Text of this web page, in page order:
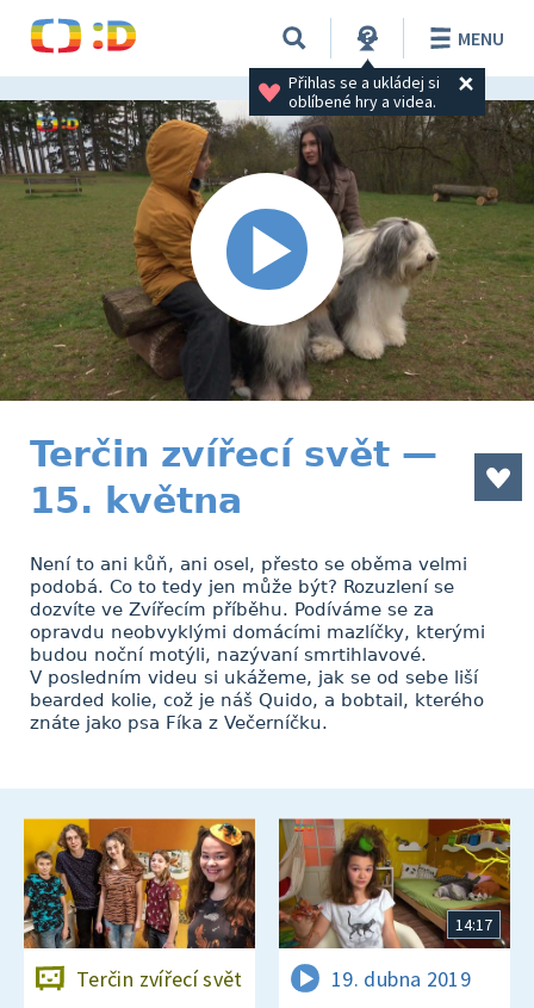
Přihlas se a ukládej si
oblíbené hry a videa.
MENU
Terčin zvířecí svět —
15. května
Není to ani kůň, ani osel, přesto se oběma velmi
podobá. Co to tedy jen může být? Rozuzlení se
dozvíte ve Zvířecím příběhu. Podíváme se za
opravdu neobvyklými domácími mazlíčky, kterými
budou noční motýli, nazývaní smrtihlavové.
V posledním videu si ukážeme, jak se od sebe liší
bearded kolie, což je náš Quido, a bobtail, kterého
znáte jako psa Fíka z Večerníčku.
Terčin zvířecí svět
14:17
19. dubna 2019